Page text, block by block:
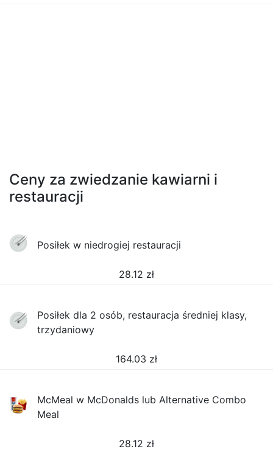
Ceny za zwiedzanie kawiarni i
restauracji
Posiłek w niedrogiej restauracji
28.12 zł
Posiłek dla 2 osób, restauracja średniej klasy,
trzydaniowy
164.03 zł
McMeal w McDonalds lub Alternative Combo
Meal
28.12 zł